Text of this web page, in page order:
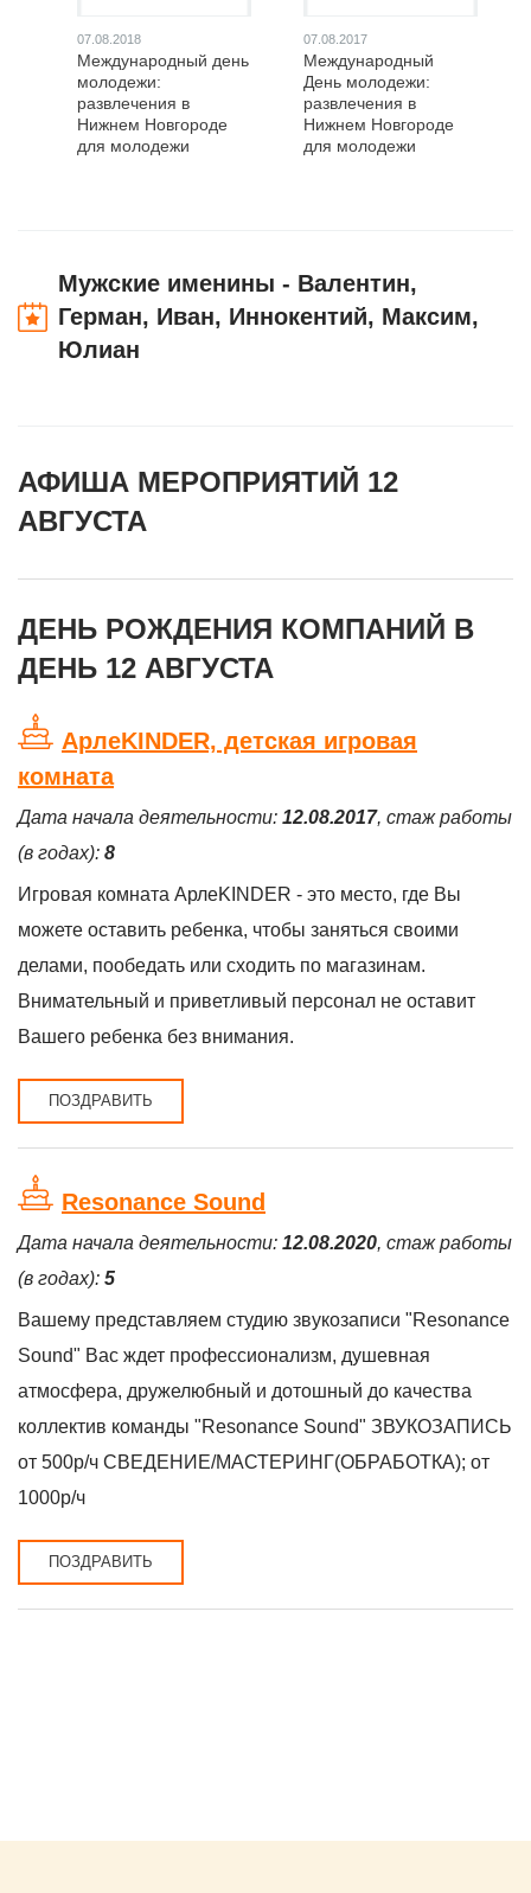
07.08.2018
Международный день
молодежи:
развлечения в
Нижнем Новгороде
для молодежи
07.08.2017
Международный
День молодежи:
развлечения в
Нижнем Новгороде
для молодежи
Мужские именины - Валентин,
Герман, Иван, Иннокентий, Максим,
Юлиан
АФИША МЕРОПРИЯТИЙ 12
АВГУСТА
ДЕНЬ РОЖДЕНИЯ КОМПАНИЙ В
ДЕНЬ 12 АВГУСТА
АрлеKINDER, детская игровая
комната
Дата начала деятельности: 12.08.2017, стаж работы
(в годах): 8
Игровая комната АрлеKINDER - это место, где Вы
можете оставить ребенка, чтобы заняться своими
делами, пообедать или сходить по магазинам.
Внимательный и приветливый персонал не оставит
Вашего ребенка без внимания.
ПОЗДРАВИТЬ
Resonance Sound
Дата начала деятельности: 12.08.2020, стаж работы
(в годах): 5
Вашему представляем студию звукозаписи "Resonance
Sound" Вас ждет профессионализм, душевная
атмосфера, дружелюбный и дотошный до качества
коллектив команды "Resonance Sound" ЗВУКОЗАПИСЬ
от 500р/ч СВЕДЕНИЕ/МАСТЕРИНГ(ОБРАБОТКА); от
1000р/ч
ПОЗДРАВИТЬ